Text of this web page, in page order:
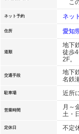
こ
ネット予約 ネッ
住所 愛知
道順
地下
徒歩
2F。
交通手段
地下
名鉄
駐車場 近所
営業時間
月～
土・
定休日 不定